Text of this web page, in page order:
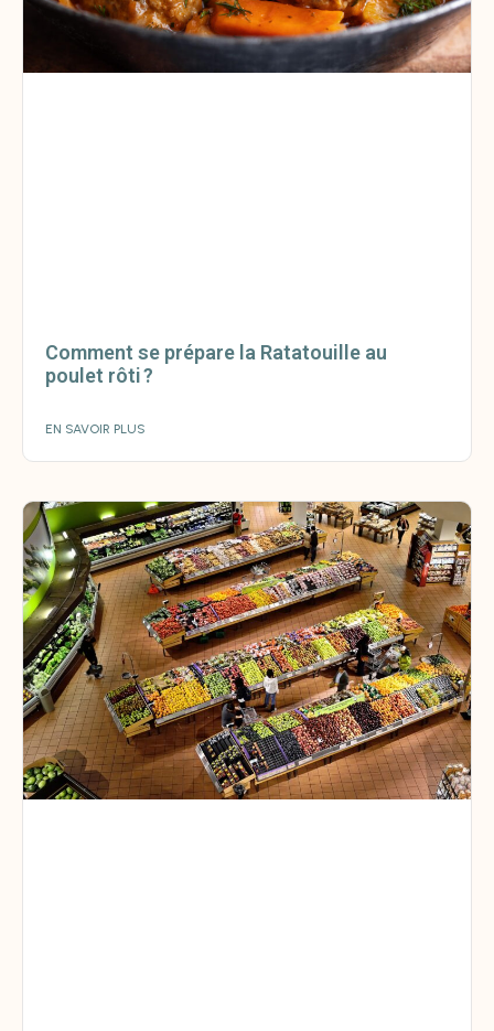
Comment se prépare la Ratatouille au
poulet rôti ?
EN SAVOIR PLUS